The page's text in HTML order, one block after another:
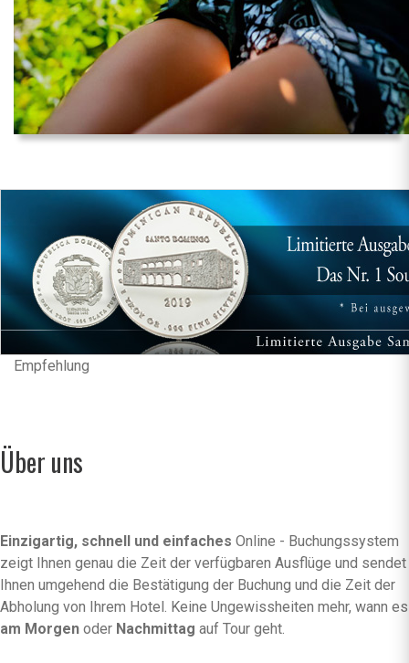
Empfehlung
Über uns
Einzigartig, schnell und einfaches Online - Buchungssystem
zeigt Ihnen genau die Zeit der verfügbaren Ausflüge und sendet
Ihnen umgehend die Bestätigung der Buchung und die Zeit der
Abholung von Ihrem Hotel. Keine Ungewissheiten mehr, wann es
am Morgen oder Nachmittag auf Tour geht.